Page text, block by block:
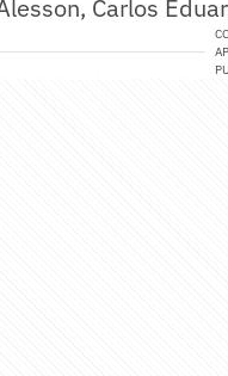
Carlos